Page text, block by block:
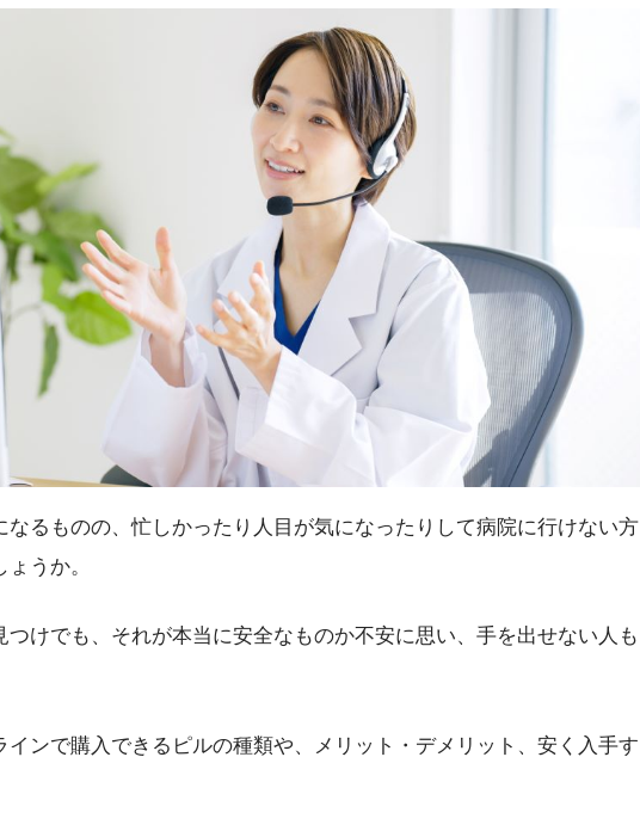
なるものの、忙しかったり人目が気になったりして病院に行けない方
うか。
つけでも、それが本当に安全なものか不安に思い、手を出せない人も
インで購入できるピルの種類や、メリット・デメリット、安く入手す